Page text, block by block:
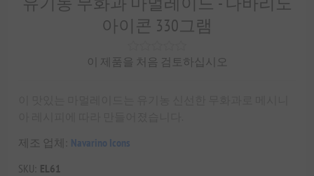
아이콘 330그램
이 제품을 처음 검토하십시오
제조 업체:
Navarino Icons
SKU: EL61